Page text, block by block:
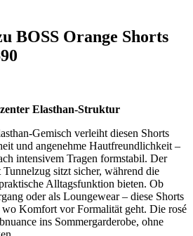
BOSS Orange Shorts
Elasthan-Struktur
Gemisch verleiht diesen Shorts
und angenehme Hautfreundlichkeit –
intensivem Tragen formstabil. Der
sitzt sicher, während die
Alltagsfunktion bieten. Ob
oder als Loungewear – diese Shorts
Komfort vor Formalität geht. Die rosé
ins Sommergarderobe, ohne